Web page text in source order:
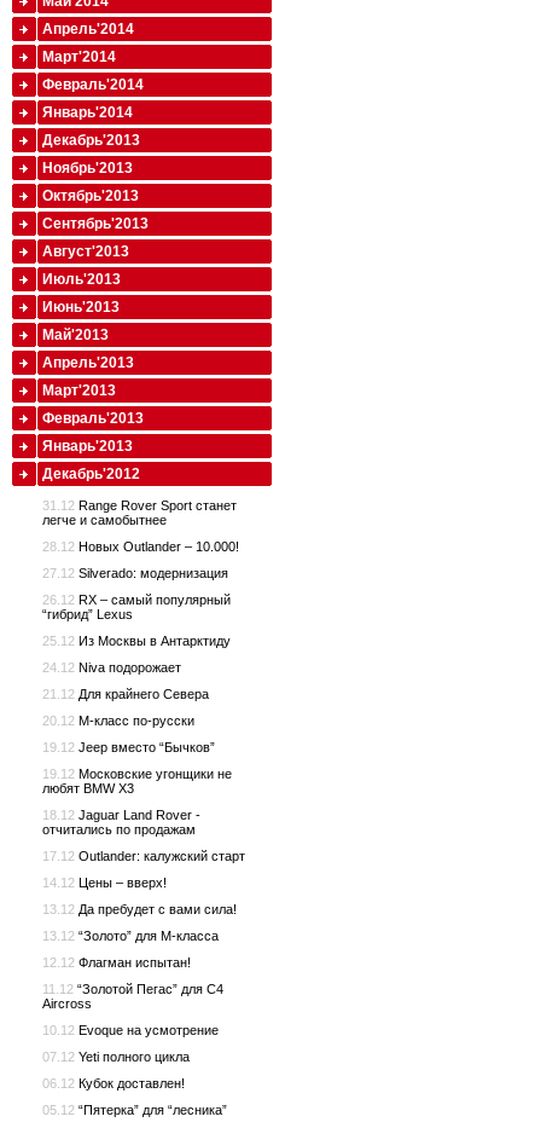
Апрель'2014
Март'2014
Февраль'2014
Январь'2014
Декабрь'2013
Ноябрь'2013
Октябрь'2013
Сентябрь'2013
Август'2013
Июль'2013
Июнь'2013
Май'2013
Апрель'2013
Март'2013
Февраль'2013
Январь'2013
Декабрь'2012
31.12 Range Rover Sport станет
легче и самобытнее
28.12 Новых Outlander – 10.000!
27.12 Silverado: модернизация
26.12 RX – самый популярный
“гибрид” Lexus
25.12 Из Москвы в Антарктиду
24.12 Niva подорожает
21.12 Для крайнего Севера
20.12 M-класс по-русски
19.12 Jeep вместо “Бычков”
19.12 Московские угонщики не
любят BMW X3
18.12 Jaguar Land Rover -
отчитались по продажам
17.12 Outlander: калужский старт
14.12 Цены – вверх!
13.12 Да пребудет с вами сила!
13.12 “Золото” для M-класса
12.12 Флагман испытан!
11.12 “Золотой Пегас” для C4
Aircross
10.12 Evoque на усмотрение
07.12 Yeti полного цикла
06.12 Кубок доставлен!
05.12 “Пятерка” для “лесника”